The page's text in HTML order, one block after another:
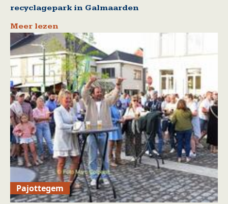
recyclagepark in Galmaarden
Meer lezen
Pajottegem